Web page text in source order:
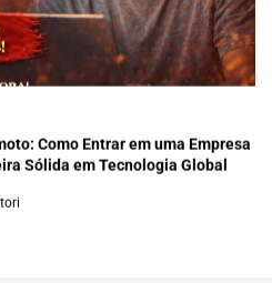
Como Entrar em uma Empresa
Sólida em Tecnologia Global